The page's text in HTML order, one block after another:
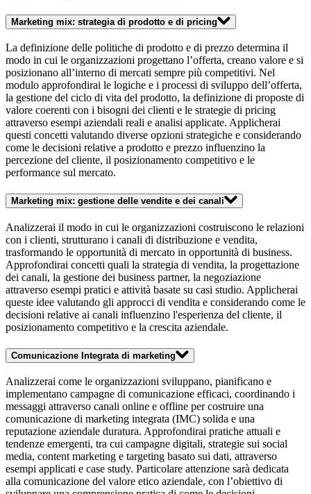
Marketing mix: strategia di prodotto e di pricing
La definizione delle politiche di prodotto e di prezzo determina il
modo in cui le organizzazioni progettano l’offerta, creano valore e si
posizionano all’interno di mercati sempre più competitivi. Nel
modulo approfondirai le logiche e i processi di sviluppo dell’offerta,
la gestione del ciclo di vita del prodotto, la definizione di proposte di
valore coerenti con i bisogni dei clienti e le strategie di pricing
attraverso esempi aziendali reali e analisi applicate. Applicherai
questi concetti valutando diverse opzioni strategiche e considerando
come le decisioni relative a prodotto e prezzo influenzino la
percezione del cliente, il posizionamento competitivo e le
performance sul mercato.
Marketing mix: gestione delle vendite e dei canali
Analizzerai il modo in cui le organizzazioni costruiscono le relazioni
con i clienti, strutturano i canali di distribuzione e vendita,
trasformando le opportunità di mercato in opportunità di business.
Approfondirai concetti quali la strategia di vendita, la progettazione
dei canali, la gestione dei business partner, la negoziazione
attraverso esempi pratici e attività basate su casi studio. Applicherai
queste idee valutando gli approcci di vendita e considerando come le
decisioni relative ai canali influenzino l'esperienza del cliente, il
posizionamento competitivo e la crescita aziendale.
Comunicazione Integrata di marketing
Analizzerai come le organizzazioni sviluppano, pianificano e
implementano campagne di comunicazione efficaci, coordinando i
messaggi attraverso canali online e offline per costruire una
comunicazione di marketing integrata (IMC) solida e una
reputazione aziendale duratura. Approfondirai pratiche attuali e
tendenze emergenti, tra cui campagne digitali, strategie sui social
media, content marketing e targeting basato sui dati, attraverso
esempi applicati e case study. Particolare attenzione sarà dedicata
alla comunicazione del valore etico aziendale, con l’obiettivo di